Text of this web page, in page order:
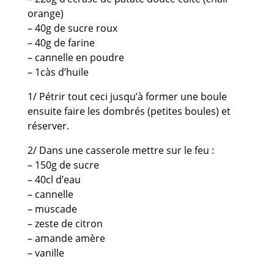
orange)
– 40g de sucre roux
– 40g de farine
– cannelle en poudre
– 1càs d’huile
1/ Pétrir tout ceci jusqu’à former une boule
ensuite faire les dombrés (petites boules) et
réserver.
2/ Dans une casserole mettre sur le feu :
– 150g de sucre
– 40cl d’eau
– cannelle
– muscade
– zeste de citron
– amande amère
– vanille